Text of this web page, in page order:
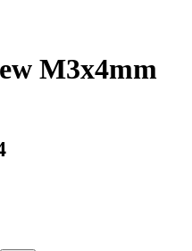
M3x4mm